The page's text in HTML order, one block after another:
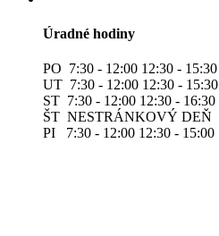
Úradné hodiny
PO 7:30 - 12:00 12:30 - 15:30
UT 7:30 - 12:00 12:30 - 15:30
ST 7:30 - 12:00 12:30 - 16:30
ŠT NESTRÁNKOVÝ DEŇ
PI 7:30 - 12:00 12:30 - 15:00